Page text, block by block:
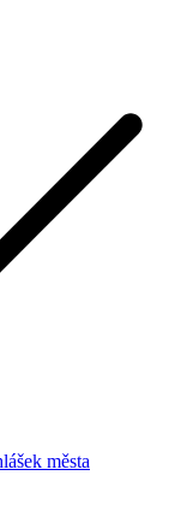
města